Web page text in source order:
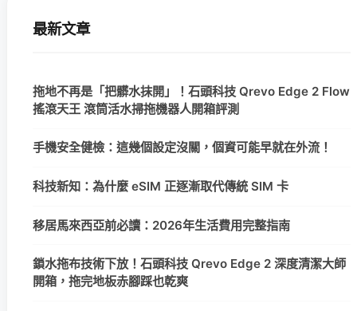
最新文章
拖地不再是「把髒水抹開」！石頭科技 Qrevo Edge 2 Flow
搖滾天王 滾筒活水掃拖機器人開箱評測
手機安全健檢：這幾個設定沒關，個資可能早就在外流！
科技新知：為什麼 eSIM 正逐漸取代傳統 SIM 卡
移居馬來西亞前必讀：2026年生活費用完整指南
鎖水拖布技術下放！石頭科技 Qrevo Edge 2 深度清潔大師
開箱，拖完地板赤腳踩也乾爽